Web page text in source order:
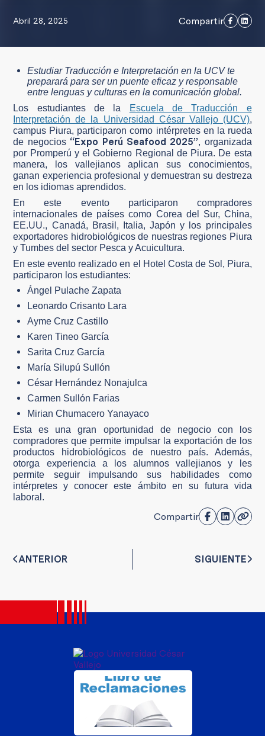
Abril 28, 2025 Compartir
Estudiar Traducción e Interpretación en la UCV te
preparará para ser un puente eficaz y responsable
entre lenguas y culturas en la comunicación global.
Los estudiantes de la
Escuela de Traducción e
Interpretación de la Universidad César Vallejo (UCV),
campus Piura, participaron como intérpretes en la rueda
de negocios “Expo Perú Seafood 2025”, organizada
por Promperú y el Gobierno Regional de Piura. De esta
manera, los vallejianos aplican sus conocimientos,
ganan experiencia profesional y demuestran su destreza
en los idiomas aprendidos.
En este evento participaron compradores
internacionales de países como Corea del Sur, China,
EE.UU., Canadá, Brasil, Italia, Japón y los principales
exportadores hidrobiológicos de nuestras regiones Piura
y Tumbes del sector Pesca y Acuicultura.
En este evento realizado en el Hotel Costa de Sol, Piura,
participaron los estudiantes:
Ángel Pulache Zapata
Leonardo Crisanto Lara
Ayme Cruz Castillo
Karen Tineo García
Sarita Cruz García
María Silupú Sullón
César Hernández Nonajulca
Carmen Sullón Farias
Mirian Chumacero Yanayaco
Esta es una gran oportunidad de negocio con los
compradores que permite impulsar la exportación de los
productos hidrobiológicos de nuestro país. Además,
otorga experiencia a los alumnos vallejianos y les
permite seguir impulsando sus habilidades como
intérpretes y conocer este ámbito en su futura vida
laboral.
Compartir
ANTERIOR SIGUIENTE